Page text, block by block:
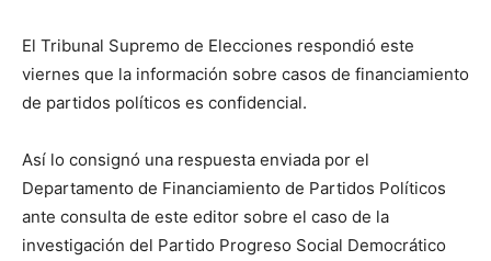
El Tribunal Supremo de Elecciones respondió este
viernes que la información sobre casos de financiamiento
de partidos políticos es confidencial.
Así lo consignó una respuesta enviada por el
Departamento de Financiamiento de Partidos Políticos
ante consulta de este editor sobre el caso de la
investigación del Partido Progreso Social Democrático